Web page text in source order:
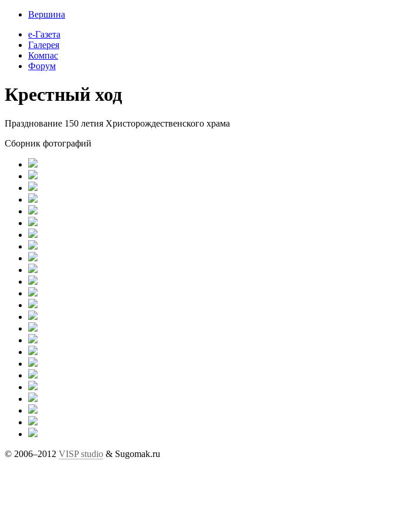
Вершина
е-Газета
Галерея
Компас
Форум
Крестный ход
Празднование 150 летия Христорождественского храма
Сборник фотографий
© 2006–2012 VISP studio & Sugomak.ru